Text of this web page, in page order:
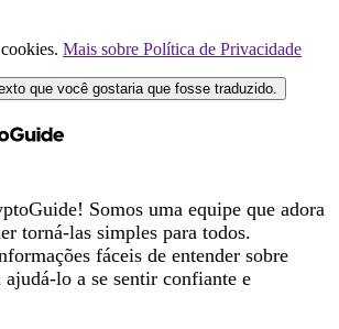
Mais sobre Política de Privacidade
que você gostaria que fosse traduzido.
Somos uma equipe que adora
torná-las simples para todos.
fáceis de entender sobre
ajudá-lo a se sentir confiante e